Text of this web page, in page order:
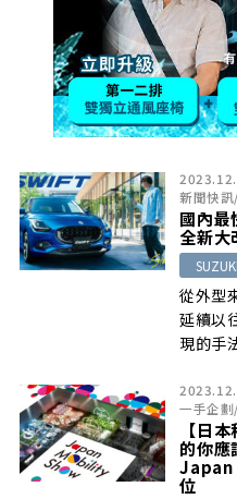
新聞快訊/
國內
全新
SUZUKI
從外型
延續以
現的手
一手企劃/
【日
的你應
位